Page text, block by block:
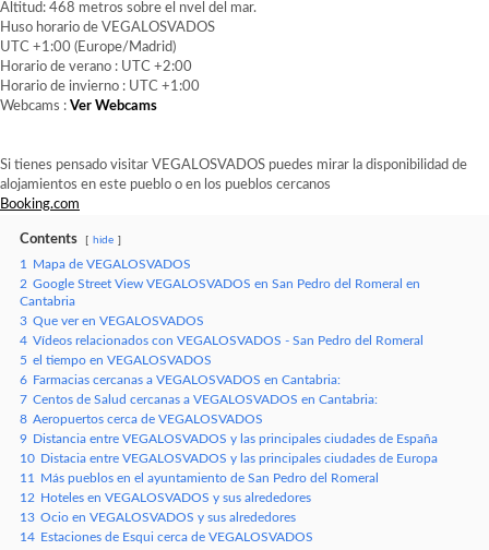
Altitud: 468 metros sobre el nvel del mar.
Huso horario de VEGALOSVADOS
UTC +1:00 (Europe/Madrid)
Horario de verano : UTC +2:00
Horario de invierno : UTC +1:00
Webcams : Ver Webcams
Si tienes pensado visitar VEGALOSVADOS puedes mirar la disponibilidad de
alojamientos en este pueblo o en los pueblos cercanos
Booking.com
Contents hide
1
Mapa de VEGALOSVADOS
2 Google Street View VEGALOSVADOS en San Pedro del Romeral en
Cantabria
3 Que ver en VEGALOSVADOS
4 Vídeos relacionados con VEGALOSVADOS - San Pedro del Romeral
5 el tiempo en VEGALOSVADOS
6
Farmacias cercanas a VEGALOSVADOS en Cantabria:
7 Centos de Salud cercanas a VEGALOSVADOS en Cantabria:
8 Aeropuertos cerca de VEGALOSVADOS
9
Distancia entre VEGALOSVADOS y las principales ciudades de España
10
Distacia entre VEGALOSVADOS y las principales ciudades de Europa
11
Más pueblos en el ayuntamiento de San Pedro del Romeral
12
Hoteles en VEGALOSVADOS y sus alrededores
13 Ocio en VEGALOSVADOS y sus alrededores
14
Estaciones de Esqui cerca de VEGALOSVADOS